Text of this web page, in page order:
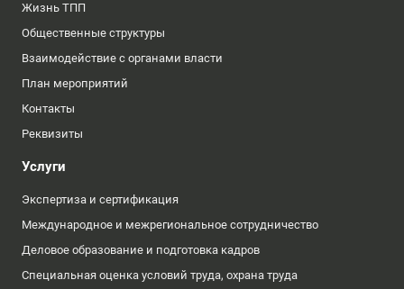
Жизнь ТПП
Общественные структуры
Взаимодействие с органами власти
План мероприятий
Контакты
Реквизиты
Услуги
Экспертиза и сертификация
Международное и межрегиональное сотрудничество
Деловое образование и подготовка кадров
Специальная оценка условий труда, охрана труда